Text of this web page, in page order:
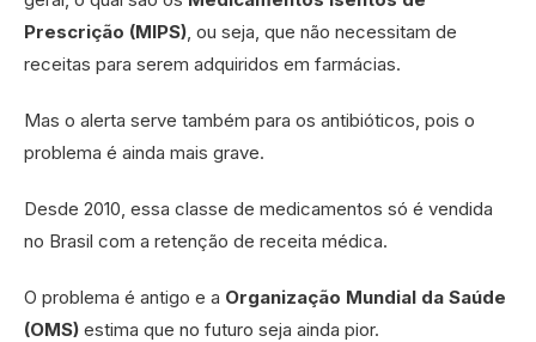
Prescrição (MIPS) , ou seja, que não necessitam de
receitas para serem adquiridos em farmácias.
Mas o alerta serve também para os antibióticos, pois o
problema é ainda mais grave.
Desde 2010, essa classe de medicamentos só é vendida
no Brasil com a retenção de receita médica.
O problema é antigo e a Organização Mundial da Saúde
(OMS) estima que no futuro seja ainda pior.